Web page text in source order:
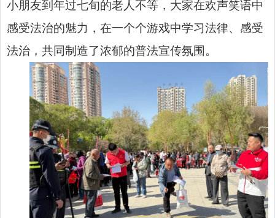
小朋友到年过七旬的老人不等，大家在欢声笑语中
感受法治的魅力，在一个个游戏中学习法律、感受
法治，共同制造了浓郁的普法宣传氛围。